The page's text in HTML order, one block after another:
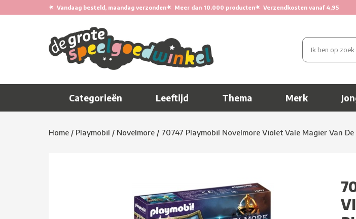
★ Vandaag besteld, maandag verzonden★ Meer dan 10.000 producten★ Verzendkosten vanaf 4,95
Categorieën Leeftijd Thema Merk
Home / Playmobil / Novelmore / 70747 Playmobil Novelmore Violet Vale Magier Van